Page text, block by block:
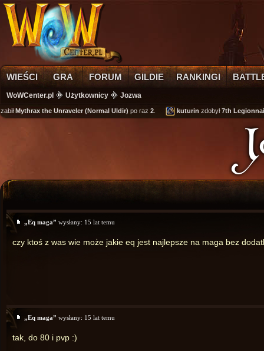
WIEŚCI GRA FORUM GILDIE RANKINGI
WoWCenter.pl Użytkownicy Jozwa
Mythrax the Unraveler (Normal Uldir)po raz2 . kuturinzdobył7th
„Eq maga” wysłany: 15 lat temu
czy ktoś z was wie może jakie eq jest najlepsze na maga bez
„Eq maga” wysłany: 15 lat temu
tak, do 80 i pvp :)